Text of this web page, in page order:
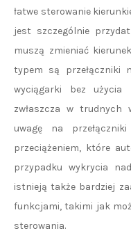
łatwe sterowanie
jest szczególnie
muszą zmieniać
typem są przełączniki
wyciągarki bez
zwłaszcza w trudnych
uwagę na
przeciążeniem, które
przypadku wykrycia
istnieją także bardziej
funkcjami, takimi jak
sterowania.